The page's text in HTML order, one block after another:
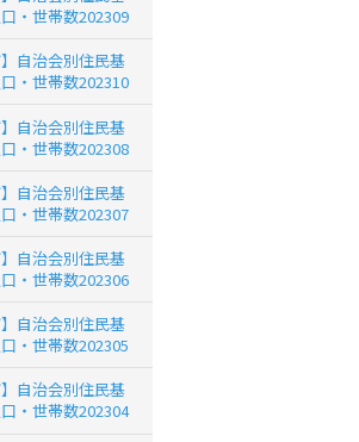
・世帯数202309
】自治会別住民基
・世帯数202310
】自治会別住民基
・世帯数202308
】自治会別住民基
・世帯数202307
】自治会別住民基
・世帯数202306
】自治会別住民基
・世帯数202305
】自治会別住民基
・世帯数202304